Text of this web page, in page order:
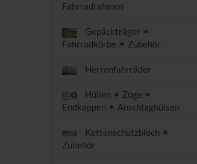
Fahrradrahmen
Gepäckträger ✶
Fahrradkörbe ✶ Zubehör
Herrenfahrräder
Hüllen ✶ Züge ✶
Endkappen ✶ Anschlaghülsen
Kettenschutzblech ✶
Zubehör